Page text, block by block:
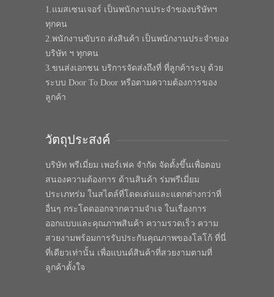
1.แมสเซนเจอร์ เป็นพนักงานประจำของบริษัทฯ
ทุกคน
2.พนักงานขับรถ ส่งสินค้า เป็นพนักงานประจำของ
บริษัท ฯ ทุกคน
3.ขนส่งเอกชน บริการจัดส่งถึงที่ ที่ลูกค้าระบุ ด้วย
ระบบ Door To Door หรือตามความต้องการของ
ลูกค้า
วัตถุประสงค์
บริษัท พรีเมี่ยม เพอร์เฟค จำกัด จัดตั้งขึ้นเพื่อตอบ
สนองความต้องการ ด้านสินค้า ร่มพรีเมี่ยม
ประเภทร่ม ในสไตล์ที่โดดเด่นและแตกต่างกว่าที่
อื่นๆ กระโดดออกจากความจำเจ ในเรื่องการ
ออกแบบและคุณภาพสินค้า ความรวดเร็ว ความ
สวยงามพร้อมการรับประกันคุณภาพของโลโก้ ที่นี่
ที่เดียวเท่านั้น เพื่อแบนด์สินค้าที่สวยงามตามที่
ลูกค้าตั้งใจ